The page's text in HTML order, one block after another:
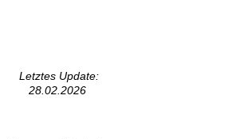
Letztes Update:
28.02.2026